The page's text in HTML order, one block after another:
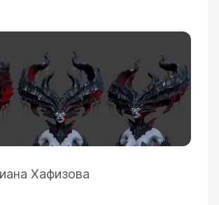
Хафизова